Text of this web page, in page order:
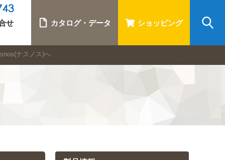
せ カタログ・データ ショッピング
ナスノス)へ